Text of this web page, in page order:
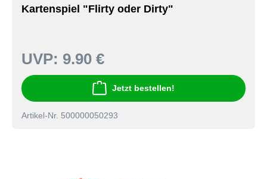
Kartenspiel "Flirty oder Dirty"
UVP: 9.90 €
Jetzt bestellen!
Artikel-Nr. 500000050293